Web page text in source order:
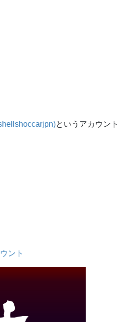
というアカウント
ント